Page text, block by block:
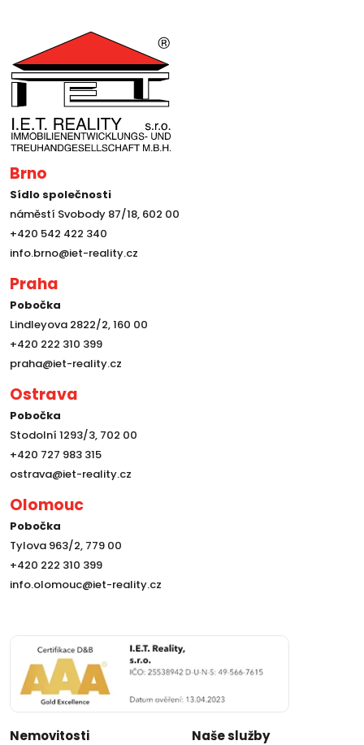
Brno
Sídlo společnosti
náměstí Svobody 87/18, 602 00
+420 542 422 340
info.brno@iet-reality.cz
Praha
Pobočka
Lindleyova 2822/2, 160 00
+420 222 310 399
praha@iet-reality.cz
Ostrava
Pobočka
Stodolní 1293/3, 702 00
+420 727 983 315
ostrava@iet-reality.cz
Olomouc
Pobočka
Tylova 963/2, 779 00
+420 222 310 399
info.olomouc@iet-reality.cz
Nemovitosti Naše služby